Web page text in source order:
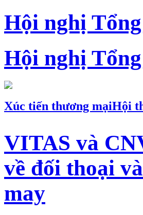
Hội nghị
Hội nghị
Xúc tiến thương mạiHội
VITAS và
về đối thoại
may